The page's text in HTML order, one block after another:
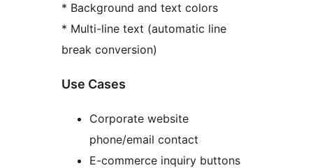
* Background and text colors
* Multi-line text (automatic line
break conversion)
Use Cases
Corporate website
phone/email contact
E-commerce inquiry buttons